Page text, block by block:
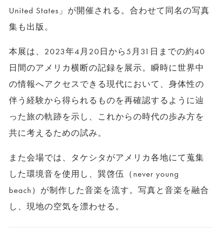
United States」が開催される。合わせて同名の写真
集も出版。
本展は、2023年4月20日から5月31日までの約40
日間のアメリカ横断の記録を展示。瞬時に世界中
の情報へアクセスできる現代において、身体性の
伴う経験から得られるものを再確認するように辿
った旅の軌跡を示し、これからの時代の歩み方を
共に考えるための試み。
また会場では、タケシタがアメリカ各地にて蒐集
した環境音を使用し、巽啓伍（never young
beach）が制作した音楽を流す。写真と音楽を融合
し、現地の空気を漂わせる。